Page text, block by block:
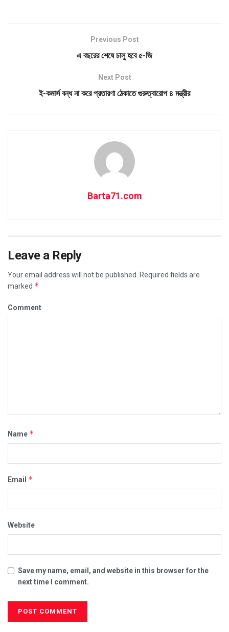
Previous Post
এ বছরের শেষে চালু হবে ৫-জি
Next Post
ই-কমার্স বন্ধ না করে প্রতারণা ঠেকাতে গুরুত্বারোপ ​৪ মন্ত্রীর
Barta71.com
Leave a Reply
Your email address will not be published.
Required fields are
marked *
Comment
Name *
Email *
Website
Save my name, email, and website in this browser for the
next time I comment.